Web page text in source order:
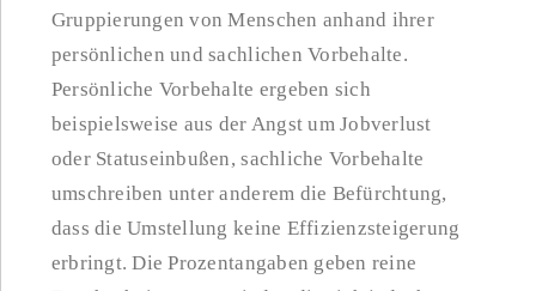
Gruppierungen von Menschen anhand ihrer
persönlichen und sachlichen Vorbehalte.
Persönliche Vorbehalte ergeben sich
beispielsweise aus der Angst um Jobverlust
oder Statuseinbußen, sachliche Vorbehalte
umschreiben unter anderem die Befürchtung,
dass die Umstellung keine Effizienzsteigerung
erbringt. Die Prozentangaben geben reine